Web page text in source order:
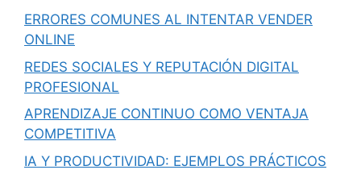
ERRORES COMUNES AL INTENTAR VENDER
ONLINE
REDES SOCIALES Y REPUTACIÓN DIGITAL
PROFESIONAL
APRENDIZAJE CONTINUO COMO VENTAJA
COMPETITIVA
IA Y PRODUCTIVIDAD: EJEMPLOS PRÁCTICOS